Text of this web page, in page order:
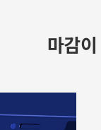
마감